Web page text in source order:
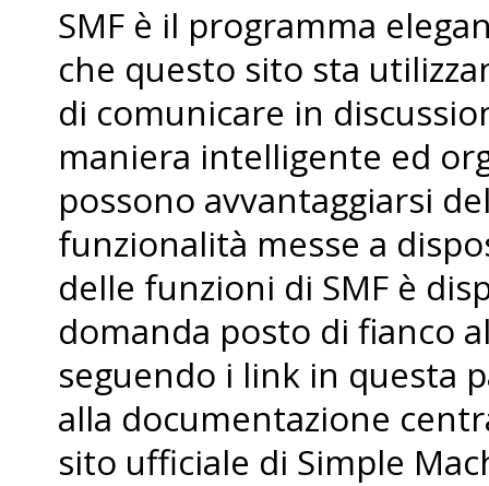
SMF è il programma
che questo sito sta
di comunicare in
maniera intelligente ed
possono avvantaggiarsi
funzionalità messe a
delle funzioni di SMF è
domanda posto di fianco
seguendo i link in questa
alla documentazione
sito ufficiale di Simple